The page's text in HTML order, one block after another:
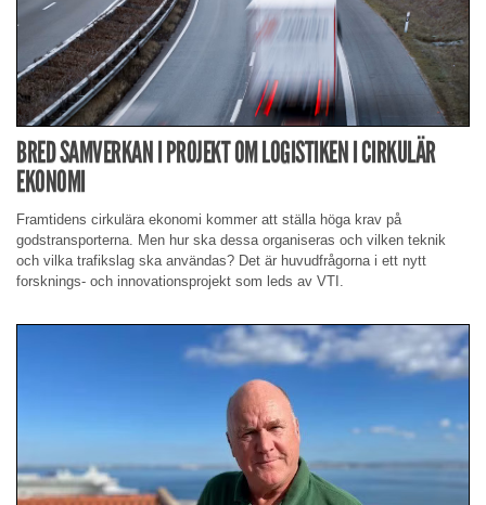
BRED SAMVERKAN I PROJEKT OM LOGISTIKEN I CIRKULÄR
EKONOMI
Framtidens cirkulära ekonomi kommer att ställa höga krav på
godstransporterna. Men hur ska dessa organiseras och vilken teknik
och vilka trafikslag ska användas? Det är huvudfrågorna i ett nytt
forsknings- och innovationsprojekt som leds av VTI.